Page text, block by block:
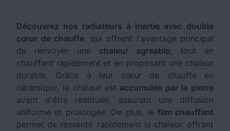
Découvrez nos radiateurs à inertie avec double
cœur de chauffe, qui offrent l'avantage principal
de renvoyer une chaleur agréable, tout en
chauffant rapidement et en proposant une chaleur
durable. Grâce à leur cœur de chauffe en
céramique, la chaleur est accumulée par la pierre
avant d'être restituée, assurant une diffusion
uniforme et prolongée. De plus, le film chauffant
permet de ressentir rapidement la chaleur, offrant